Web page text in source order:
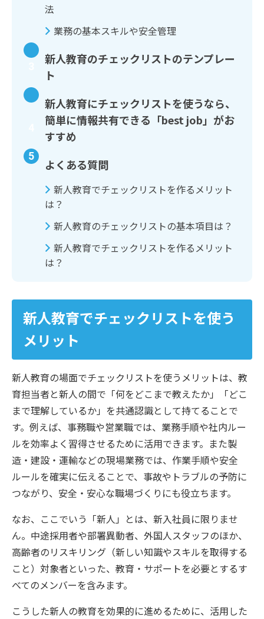
法
業務の基本スキルや安全管理
新人教育のチェックリストのテンプレー
ト
新人教育にチェックリストを使うなら、
簡単に情報共有できる「best job」がお
すすめ
よくある質問
新人教育でチェックリストを作るメリット
は？
新人教育のチェックリストの基本項目は？
新人教育でチェックリストを作るメリット
は？
新人教育でチェックリストを使う
メリット
新人教育の場面でチェックリストを使うメリットは、教
育担当者と新人の間で「何をどこまで教えたか」「どこ
まで理解しているか」を共通認識として持てることで
す。例えば、事務職や営業職では、業務手順や社内ルー
ルを効率よく習得させるために活用できます。また製
造・建設・運輸などの現場業務では、作業手順や安全
ルールを確実に伝えることで、事故やトラブルの予防に
つながり、安全・安心な職場づくりにも役立ちます。
なお、ここでいう「新人」とは、新入社員に限りませ
ん。中途採用者や部署異動者、外国人スタッフのほか、
高齢者のリスキリング（新しい知識やスキルを取得する
こと）対象者といった、教育・サポートを必要とするす
べてのメンバーを含みます。
こうした新人の教育を効果的に進めるために、活用した